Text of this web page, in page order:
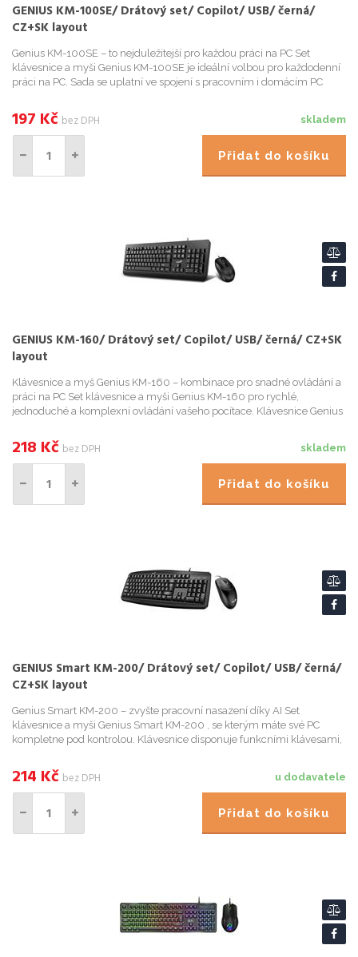
GENIUS KM-100SE/ Drátový set/ Copilot/ USB/ černá/
CZ+SK layout
Genius KM-100SE – to nejduležitejší pro každou práci na PC Set
klávesnice a myši Genius KM-100SE je ideální volbou pro každodenní
práci na PC. Sada se uplatní ve spojení s pracovním i domácím PC
skladem
197 Kč bez DPH
Přidat do košíku
GENIUS KM-160/ Drátový set/ Copilot/ USB/ černá/ CZ+SK
layout
Klávesnice a myš Genius KM-160 – kombinace pro snadné ovládání a
práci na PC Set klávesnice a myši Genius KM-160 pro rychlé,
jednoduché a komplexní ovládání vašeho pocítace. Klávesnice Genius
skladem
218 Kč bez DPH
Přidat do košíku
GENIUS Smart KM-200/ Drátový set/ Copilot/ USB/ černá/
CZ+SK layout
Genius Smart KM-200 – zvyšte pracovní nasazení díky AI Set
klávesnice a myši Genius Smart KM-200 , se kterým máte své PC
kompletne pod kontrolou. Klávesnice disponuje funkcními klávesami,
u dodavatele
214 Kč bez DPH
Přidat do košíku